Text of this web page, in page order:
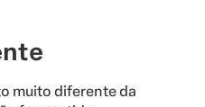
muito diferente da